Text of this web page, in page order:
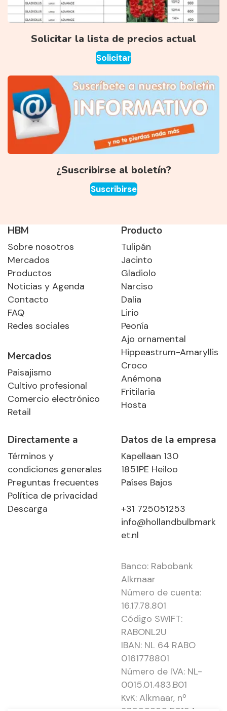
Solicitar la lista de precios actual
Solicitar
¿Suscribirse al boletín?
Suscribirse
HBM
Sobre nosotros
Mercados
Productos
Noticias y Agenda
Contacto
FAQ
Redes sociales
Mercados
Paisajismo
Cultivo profesional
Comercio electrónico
Retail
Producto
Tulipán
Jacinto
Gladiolo
Narciso
Dalia
Lirio
Peonía
Ajo ornamental
Hippeastrum-Amaryllis
Croco
Anémona
Fritilaria
Hosta
Directamente a
Términos y
condiciones generales
Preguntas frecuentes
Política de privacidad
Descarga
Datos de la empresa
Kapellaan 130
1851PE Heiloo
Países Bajos
+31 725051253
info@hollandbulbmark
et.nl
Banco: Rabobank
Alkmaar
Número de cuenta:
16.17.78.801
Código SWIFT:
RABONL2U
IBAN: NL 64 RABO
0161778801
Número de IVA: NL-
0015.01.483.B01
KvK: Alkmaar, nº